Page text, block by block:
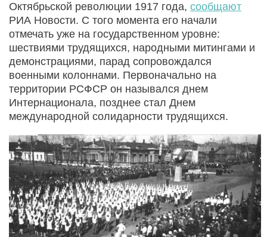
Октябрьской революции 1917 года, сообщают
РИА Новости. С того момента его начали
отмечать уже на государственном уровне:
шествиями трудящихся, народными митингами и
демонстрациями, парад сопровождался
военными колоннами. Первоначально на
территории РСФСР он назывался днем
Интернационала, позднее стал Днем
международной солидарности трудящихся.